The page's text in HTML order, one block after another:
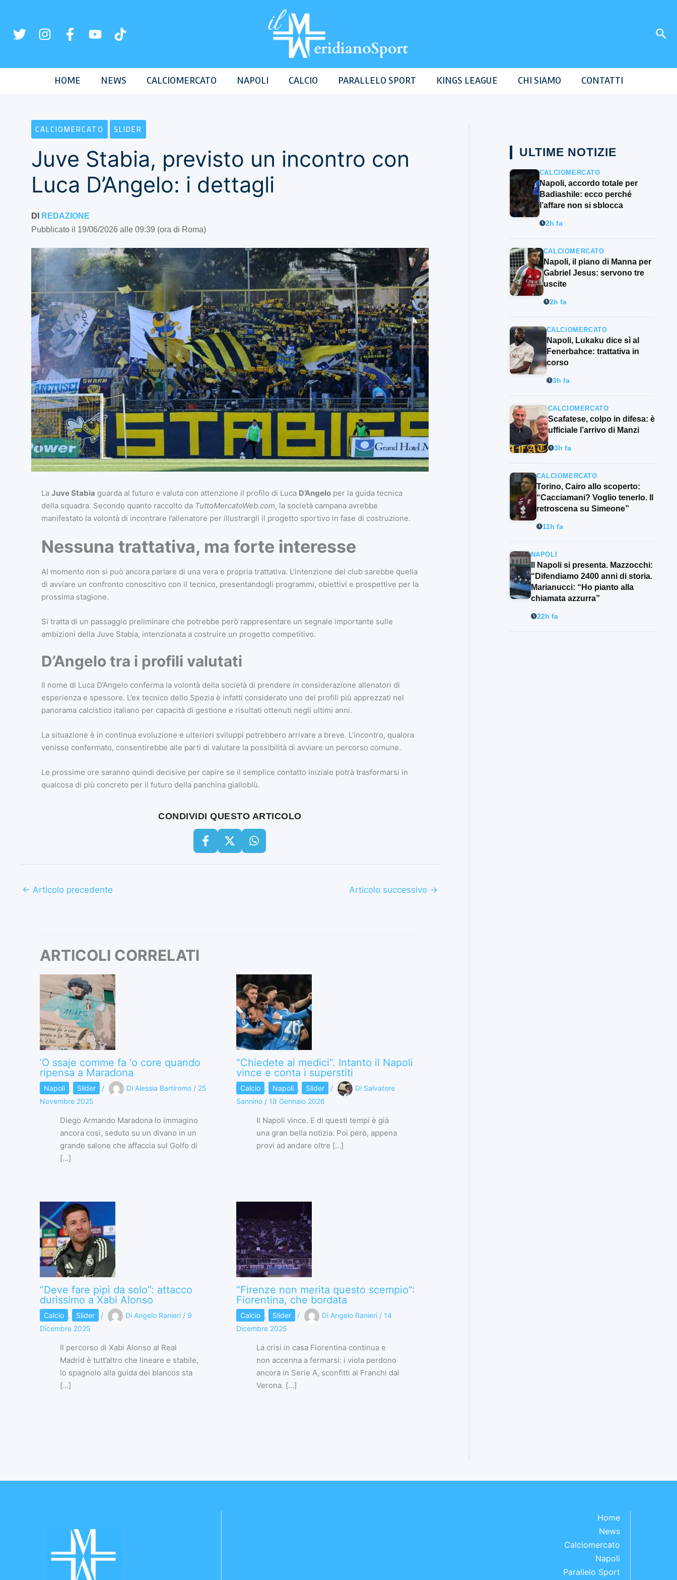
contenuto
HOME NEWS CALCIOMERCATO NAPOLI CALCIO PARALLELO SPORT KINGS LEAGUE CHI SIAMO CONTATTI
CALCIOMERCATO SLIDER
Juve Stabia, previsto un incontro con
Luca D’Angelo: i dettagli
DI
REDAZIONE
Pubblicato il 19/06/2026 alle 09:39 (ora di Roma)
La Juve Stabia guarda al futuro e valuta con attenzione il profilo di Luca D’Angeloper la guida tecnica
della squadra. Secondo quanto raccolto da TuttoMercatoWeb.com, la società campana avrebbe
manifestato la volontà di incontrare l’allenatore per illustrargli il progetto sportivo in fase di costruzione.
Nessuna trattativa, ma forte interesse
Al momento non si può ancora parlare di una vera e propria trattativa. L’intenzione del club sarebbe quella
di avviare un confronto conoscitivo con il tecnico, presentandogli programmi, obiettivi e prospettive per la
prossima stagione.
Si tratta di un passaggio preliminare che potrebbe però rappresentare un segnale importante sulle
ambizioni della Juve Stabia, intenzionata a costruire un progetto competitivo.
D’Angelo tra i profili valutati
Il nome di Luca D’Angelo conferma la volontà della società di prendere in considerazione allenatori di
esperienza e spessore. L’ex tecnico dello Spezia è infatti considerato uno dei profili più apprezzati nel
panorama calcistico italiano per capacità di gestione e risultati ottenuti negli ultimi anni.
La situazione è in continua evoluzione e ulteriori sviluppi potrebbero arrivare a breve. L’incontro, qualora
venisse confermato, consentirebbe alle parti di valutare la possibilità di avviare un percorso comune.
Le prossime ore saranno quindi decisive per capire se il semplice contatto iniziale potrà trasformarsi in
qualcosa di più concreto per il futuro della panchina gialloblù.
CONDIVIDI QUESTO ARTICOLO
← Articolo precedente Articolo successivo →
ARTICOLI CORRELATI
‘O ssaje comme fa ‘o core quando
ripensa a Maradona
Napoli , Slider / Di Alessia Bartiromo / 25
Novembre 2025
Diego Armando Maradona lo immagino
ancora così, seduto su un divano in un
grande salone che affaccia sul Golfo di
[…]
“Chiedete ai medici”. Intanto il Napoli
vince e conta i superstiti
Calcio , Napoli , Slider / Di Salvatore
Sannino / 18 Gennaio 2026
Il Napoli vince. E di questi tempi è già
una gran bella notizia. Poi però, appena
provi ad andare oltre […]
“Deve fare pipì da solo”: attacco
durissimo a Xabi Alonso
Calcio , Slider / Di Angelo Ranieri / 9
Dicembre 2025
Il percorso di Xabi Alonso al Real
Madrid è tutt’altro che lineare e stabile,
lo spagnolo alla guida dei blancos sta
[…]
“Firenze non merita questo scempio”:
Fiorentina, che bordata
Calcio , Slider / Di Angelo Ranieri / 14
Dicembre 2025
La crisi in casa Fiorentina continua e
non accenna a fermarsi: i viola perdono
ancora in Serie A, sconfitti al Franchi dal
Verona. […]
ULTIME NOTIZIE
CALCIOMERCATO
Napoli, accordo totale per
Badiashile: ecco perché
l’affare non si sblocca
2h fa
CALCIOMERCATO
Napoli, il piano di Manna per
Gabriel Jesus: servono tre
uscite
2h fa
CALCIOMERCATO
Napoli, Lukaku dice sì al
Fenerbahce: trattativa in
corso
3h fa
CALCIOMERCATO
Scafatese, colpo in difesa: è
ufficiale l’arrivo di Manzi
3h fa
CALCIOMERCATO
Torino, Cairo allo scoperto:
“Cacciamani? Voglio tenerlo. Il
retroscena su Simeone”
11h fa
NAPOLI
Il Napoli si presenta. Mazzocchi:
“Difendiamo 2400 anni di storia.
Marianucci: “Ho pianto alla
chiamata azzurra”
22h fa
Home
News
Calciomercato
Napoli
Parallelo Sport